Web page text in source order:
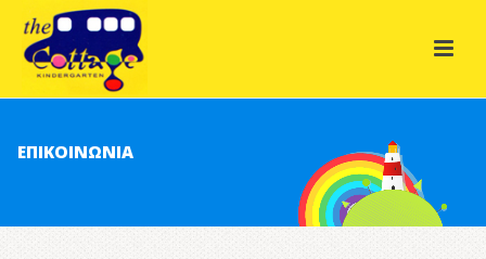
ΕΠΙΚΟΙΝΩΝΊΑ